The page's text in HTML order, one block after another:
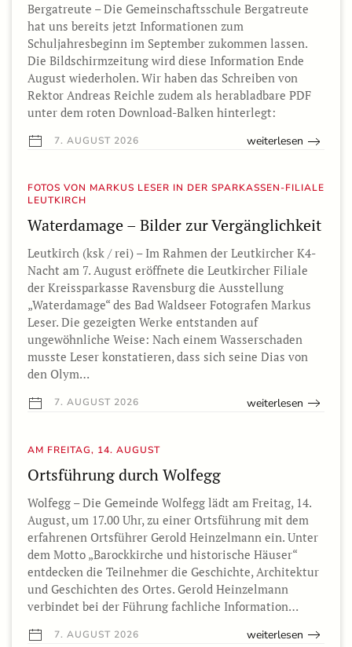
Bergatreute – Die Gemeinschaftsschule Bergatreute
hat uns bereits jetzt Informationen zum
Schuljahresbeginn im September zukommen lassen.
Die Bildschirmzeitung wird diese Information Ende
August wiederholen. Wir haben das Schreiben von
Rektor Andreas Reichle zudem als herabladbare PDF
unter dem roten Download-Balken hinterlegt:
7. AUGUST 2026 weiterlesen
FOTOS VON MARKUS LESER IN DER SPARKASSEN-FILIALE
LEUTKIRCH
Waterdamage – Bilder zur Vergänglichkeit
Leutkirch (ksk / rei) – Im Rahmen der Leutkircher K4-
Nacht am 7. August eröffnete die Leutkircher Filiale
der Kreissparkasse Ravensburg die Ausstellung
„Waterdamage“ des Bad Waldseer Fotografen Markus
Leser. Die gezeigten Werke entstanden auf
ungewöhnliche Weise: Nach einem Wasserschaden
musste Leser konstatieren, dass sich seine Dias von
den Olym…
7. AUGUST 2026 weiterlesen
AM FREITAG, 14. AUGUST
Ortsführung durch Wolfegg
Wolfegg – Die Gemeinde Wolfegg lädt am Freitag, 14.
August, um 17.00 Uhr, zu einer Ortsführung mit dem
erfahrenen Ortsführer Gerold Heinzelmann ein. Unter
dem Motto „Barockkirche und historische Häuser“
entdecken die Teilnehmer die Geschichte, Architektur
und Geschichten des Ortes. Gerold Heinzelmann
verbindet bei der Führung fachliche Information…
7. AUGUST 2026 weiterlesen